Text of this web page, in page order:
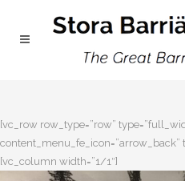
[vc_row row_type=”row”
content_menu_fe_icon=”arrow_back”
[vc_column width=”1/1″]